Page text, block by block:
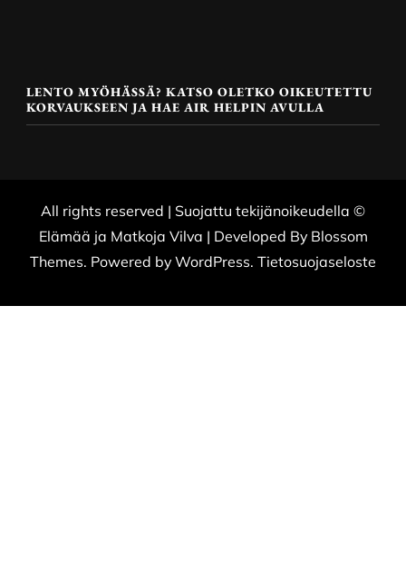
LENTO MYÖHÄSSÄ? KATSO OLETKO OIKEUTETTU
KORVAUKSEEN JA HAE AIR HELPIN AVULLA
All rights reserved | Suojattu tekijänoikeudella ©
Elämää ja Matkoja Vilva | Developed By Blossom
Themes. Powered byWordPress. Tietosuojaseloste